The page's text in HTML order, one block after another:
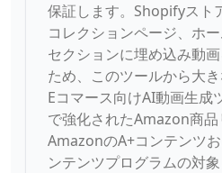
保証します。Shopifyスト
コレクションページ、ホ
セクションに埋め込み動
ため、このツールから大き
Eコマース向けAI動画生成
で強化されたAmazon商品
AmazonのA+コンテンツ
ンテンツプログラムの対